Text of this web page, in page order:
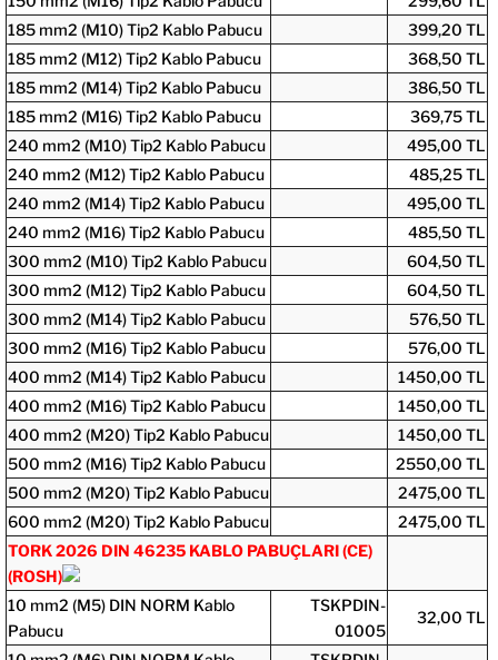
185 mm2 (M10) Tip2 Kablo Pabucu
399,20 TL
185 mm2 (M12) Tip2 Kablo Pabucu
368,50 TL
185 mm2 (M14) Tip2 Kablo Pabucu
386,50 TL
185 mm2 (M16) Tip2 Kablo Pabucu
369,75 TL
240 mm2 (M10) Tip2 Kablo Pabucu
495,00 TL
240 mm2 (M12) Tip2 Kablo Pabucu
485,25 TL
240 mm2 (M14) Tip2 Kablo Pabucu
495,00 TL
240 mm2 (M16) Tip2 Kablo Pabucu
485,50 TL
300 mm2 (M10) Tip2 Kablo Pabucu
604,50 TL
300 mm2 (M12) Tip2 Kablo Pabucu
604,50 TL
300 mm2 (M14) Tip2 Kablo Pabucu
576,50 TL
300 mm2 (M16) Tip2 Kablo Pabucu
576,00 TL
400 mm2 (M14) Tip2 Kablo Pabucu
1450,00 TL
400 mm2 (M16) Tip2 Kablo Pabucu
1450,00 TL
400 mm2 (M20) Tip2 Kablo Pabucu
1450,00 TL
500 mm2 (M16) Tip2 Kablo Pabucu
2550,00 TL
500 mm2 (M20) Tip2 Kablo Pabucu
2475,00 TL
600 mm2 (M20) Tip2 Kablo Pabucu
2475,00 TL
TORK 2026 DIN 46235 KABLO PABUÇLARI (CE)
(ROSH)
10 mm2 (M5) DIN NORM Kablo
Pabucu
TSKPDIN-
01005
32,00 TL